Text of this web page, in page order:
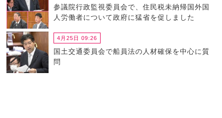
参議院行政監視委員会で、住民税未納帰国外国
人労働者について政府に猛省を促しました
4月25日 09:26
国土交通委員会で船員法の人材確保を中心に質
問